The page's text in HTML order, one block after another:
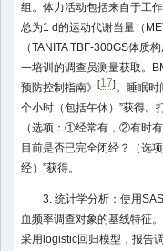
组。体力活动包括来自于工
总为1 d的运动代谢当量（
（TANITA TBF-300GS体质
一培训的调查员测量获取。
预防控制指南》 [17]。睡眠时
个小时（包括午休）”获得。
（选项：①经常有，②有时
目前是否已完全闭经？（
经）”获得。
3. 统计学分析：使用
血频率调查对象的基线特征
采用logistic回归模型，报告